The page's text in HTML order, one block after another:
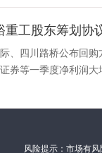
工股东筹划协
、四川路桥公布回
券等一季度净利润大
风险提示：市场有